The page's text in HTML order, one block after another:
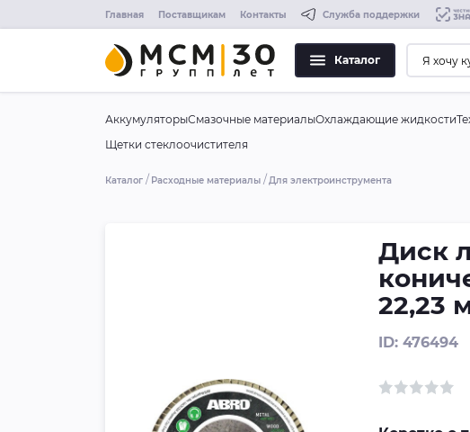
Главная Поставщикам Контакты Служба поддержки
Каталог
АккумуляторыСмазочные материалыОхлаждающие жидкости
Щетки стеклоочистителя
Каталог Расходные материалы Для электроинструмента
Диск
22,23
ID: 476494